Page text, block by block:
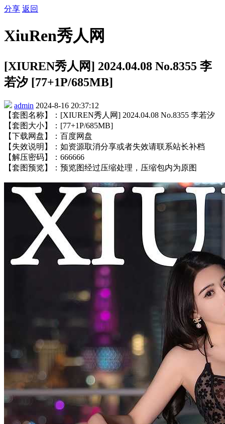
分享 返回
XiuRen秀人网
[XIUREN秀人网] 2024.04.08 No.8355 李
若汐 [77+1P/685MB]
admin 2024-8-16 20:37:12
【套图名称】：[XIUREN秀人网] 2024.04.08 No.8355 李若汐
【套图大小】：[77+1P/685MB]
【下载网盘】：百度网盘
【失效说明】：如资源取消分享或者失效请联系站长补档
【解压密码】：666666
【套图预览】：预览图经过压缩处理，压缩包内为原图